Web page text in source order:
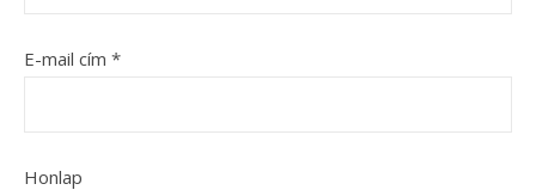
E-mail cím *
Honlap